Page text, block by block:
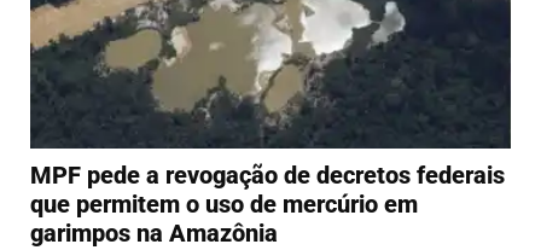
MPF pede a revogação de decretos federais
que permitem o uso de mercúrio em
garimpos na Amazônia